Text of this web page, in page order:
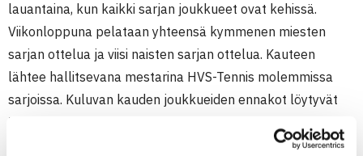
lauantaina, kun kaikki sarjan joukkueet ovat kehissä.
Viikonloppuna pelataan yhteensä kymmenen miesten
sarjan ottelua ja viisi naisten sarjan ottelua. Kauteen
lähtee hallitsevana mestarina HVS-Tennis molemmissa
sarjoissa. Kuluvan kauden joukkueiden ennakot löytyvät
TEHO Tennisliigan -kotisivuilta. Naisten sarjassa nähdään
samat joukkueet kuin edellisellä kaudella, miesten